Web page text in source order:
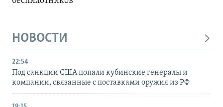
НОВОСТИ
22:54
Под санкции США попали кубинские генералы и
компании, связанные с поставками оружия из РФ